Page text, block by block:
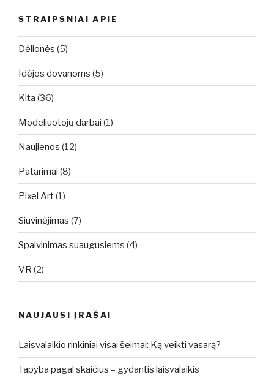
STRAIPSNIAI APIE
Dėlionės (5)
Idėjos dovanoms (5)
Kita (36)
Modeliuotojų darbai (1)
Naujienos (12)
Patarimai (8)
Pixel Art(1)
Siuvinėjimas (7)
Spalvinimas suaugusiems (4)
VR (2)
NAUJAUSI ĮRAŠAI
Laisvalaikio rinkiniai visai šeimai: Ką veikti vasarą?
Tapyba pagal skaičius – gydantis laisvalaikis